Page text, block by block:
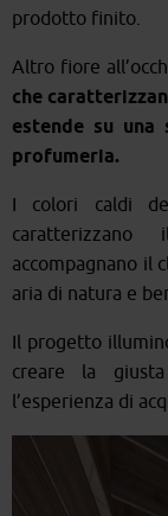
prodotto finito.
Altro fiore
che
estende su
profumeria.
I colori caldi
accompagnano il
aria di natura e
Il progetto
creare la
l’esperienza di